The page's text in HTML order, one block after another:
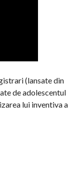
(lansate din
de adolescentul
lui inventiva a